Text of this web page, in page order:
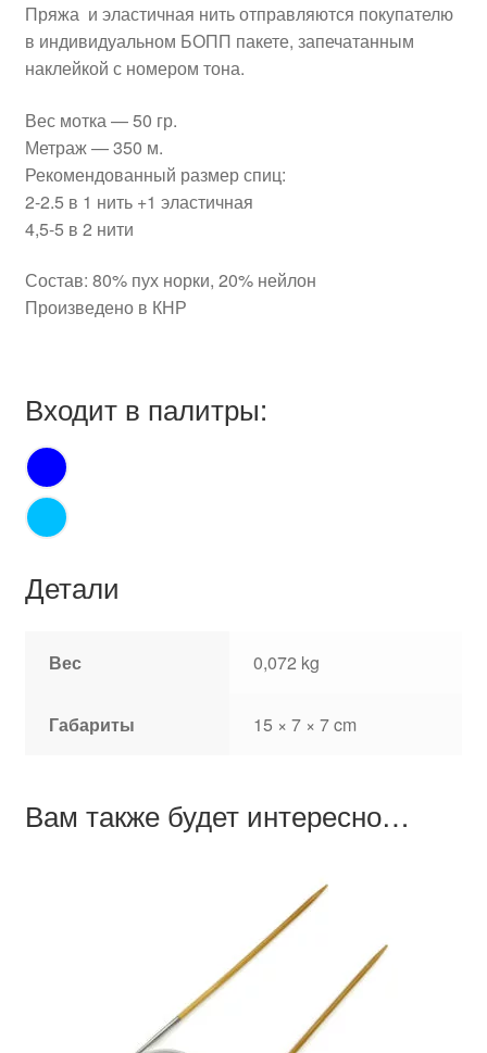
Пряжа и эластичная нить отправляются покупателю
в индивидуальном БОПП пакете, запечатанным
наклейкой с номером тона.
Вес мотка — 50 гр.
Метраж — 350 м.
Рекомендованный размер спиц:
2-2.5 в 1 нить +1 эластичная
4,5-5 в 2 нити
Состав: 80% пух норки, 20% нейлон
Произведено в КНР
Входит в палитры:
Детали
Вес 0,072 kg
Габариты 15 × 7 × 7 cm
Вам также будет интересно…